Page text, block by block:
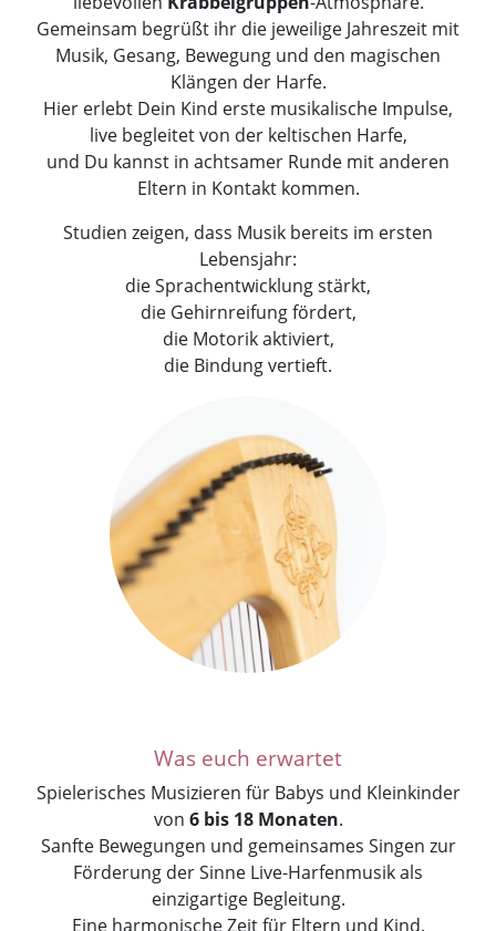
Gemeinsam begrüßt ihr die jeweilige Jahreszeit mit
Musik, Gesang, Bewegung und den magischen
Klängen der Harfe.
Hier erlebt Dein Kind erste musikalische Impulse,
live begleitet von der keltischen Harfe,
und Du kannst in achtsamer Runde mit anderen
Eltern in Kontakt kommen.
Studien zeigen, dass Musik bereits im ersten
Lebensjahr:
die Sprachentwicklung stärkt,
die Gehirnreifung fördert,
die Motorik aktiviert,
die Bindung vertieft.
Was euch erwartet
Spielerisches Musizieren für Babys und Kleinkinder
von 6 bis 18 Monaten.
Sanfte Bewegungen und gemeinsames Singen zur
Förderung der Sinne Live-Harfenmusik als
einzigartige Begleitung.
Eine harmonische Zeit für Eltern und Kind.